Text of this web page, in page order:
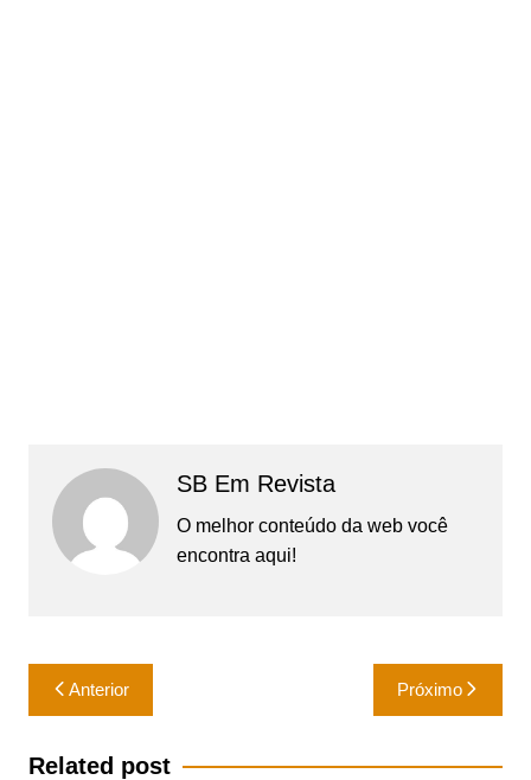
SB Em Revista
O melhor conteúdo da web você
encontra aqui!
Navegação
de
Post
Anterior Próximo
Related post